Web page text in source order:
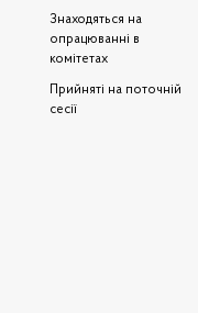
Знаходяться на
опрацюванні в
комітетах
Прийняті на поточній
сесії